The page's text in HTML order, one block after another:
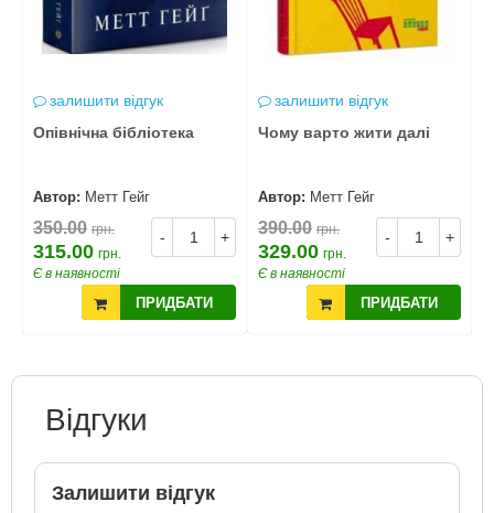
залишити відгук
Опівнічна бібліотека
Автор: Метт Гейг
- +
350.00 грн.
315.00 грн.
Є в наявності
ПРИДБАТИ
залишити відгук
Чому варто жити далі
Автор: Метт Гейг
- +
390.00 грн.
329.00 грн.
Є в наявності
ПРИДБАТИ
Відгуки
Залишити відгук